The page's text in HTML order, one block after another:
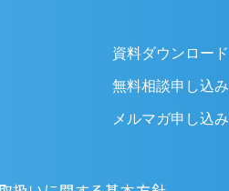
資料ダウンロード
無料相談申し込み
メルマガ申し込み